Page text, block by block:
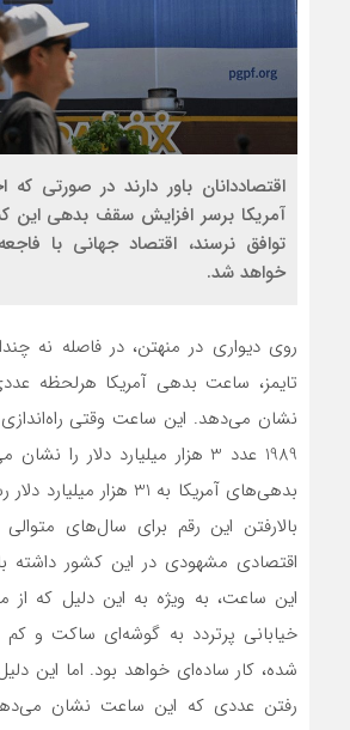
اقتصاددانان باور دارند در صورتی
آمریکا برسر افزایش سقف بدهی این
توافق نرسند، اقتصاد جهانی با
خواهد شد.
روی دیواری در منهتن، در فاصله نه
تایمز، ساعت بدهی آمریکا هرلحظه
نشان می‌دهد. این ساعت وقتی
1989 عدد 3 هزار میلیارد دلار را
بدهی‌های آمریکا به 31 هزار
بالارفتن این رقم برای سال‌های متوالی
اقتصادی مشهودی در این کشور داشته
این ساعت، به ویژه به این دلیل که از
خیابانی پرتردد به گوشه‌ای ساکت و
شده، کار ساده‌ای خواهد بود. اما این
رفتن عددی که این ساعت نشان